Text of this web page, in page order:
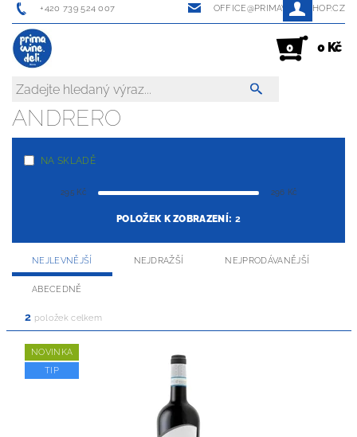
+420 739 524 007 OFFICE@PRIMAWINESHOP.CZ
0 0 Kč
ANDRERO
NA SKLADĚ
295 Kč 296 Kč
POLOŽEK K ZOBRAZENÍ: 2
NEJLEVNĚJŠÍ NEJDRAŽŠÍ NEJPRODÁVANĚJŠÍ
ABECEDNĚ
2 položek celkem
NOVINKA
TIP